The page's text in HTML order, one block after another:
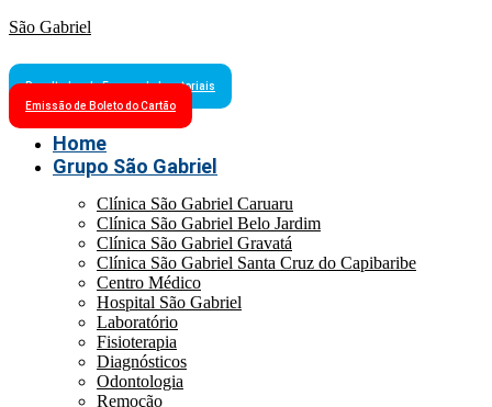
São Gabriel
Resultados de Exames Laboratoriais
Emissão de Boleto do Cartão
Home
Grupo São Gabriel
Clínica São Gabriel Caruaru
Clínica São Gabriel Belo Jardim
Clínica São Gabriel Gravatá
Clínica São Gabriel Santa Cruz do Capibaribe
Centro Médico
Hospital São Gabriel
Laboratório
Fisioterapia
Diagnósticos
Odontologia
Remoção